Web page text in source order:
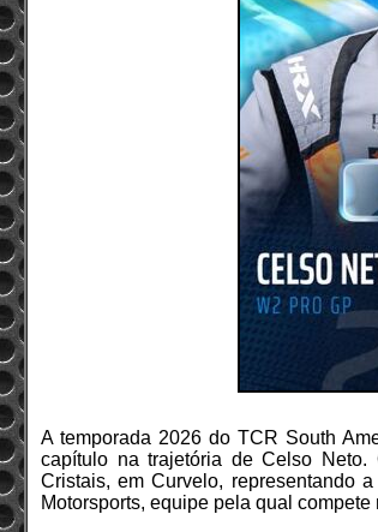
A temporada 2026 do TCR South
capítulo na trajetória de Celso
Cristais, em Curvelo, representando
Motorsports, equipe pela qual